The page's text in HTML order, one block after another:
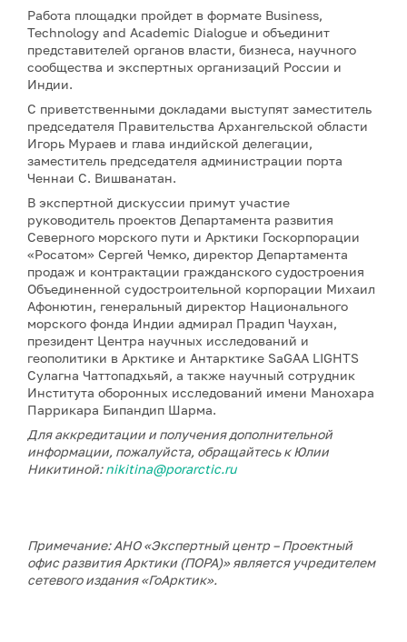
Работа площадки пройдет в формате Business,
Technology and Academic Dialogue и объединит
представителей органов власти, бизнеса, научного
сообщества и экспертных организаций России и
Индии.
С приветственными докладами выступят заместитель
председателя Правительства Архангельской области
Игорь Мураев и глава индийской делегации,
заместитель председателя администрации порта
Ченнаи С. Вишванатан.
В экспертной дискуссии примут участие
руководитель проектов Департамента развития
Северного морского пути и Арктики Госкорпорации
«Росатом» Сергей Чемко, директор Департамента
продаж и контрактации гражданского судостроения
Объединенной судостроительной корпорации Михаил
Афонютин, генеральный директор Национального
морского фонда Индии адмирал Прадип Чаухан,
президент Центра научных исследований и
геополитики в Арктике и Антарктике SaGAA LIGHTS
Сулагна Чаттопадхьяй, а также научный сотрудник
Института оборонных исследований имени Манохара
Паррикара Бипандип Шарма.
Для аккредитации и получения дополнительной
информации, пожалуйста, обращайтесь к Юлии
Никитиной:nikitina@porarctic.ru
Примечание: АНО «Экспертный центр – Проектный
офис развития Арктики (ПОРА)» является учредителем
сетевого издания «ГоАрктик».